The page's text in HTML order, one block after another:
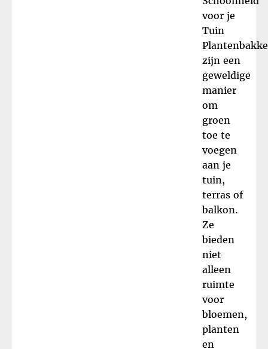
voor je
Tuin
zijn een
geweldige
manier
om
groen
toe te
voegen
aan je
tuin,
terras of
balkon.
Ze
bieden
niet
alleen
ruimte
voor
bloemen,
planten
en